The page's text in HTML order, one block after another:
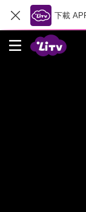
下載